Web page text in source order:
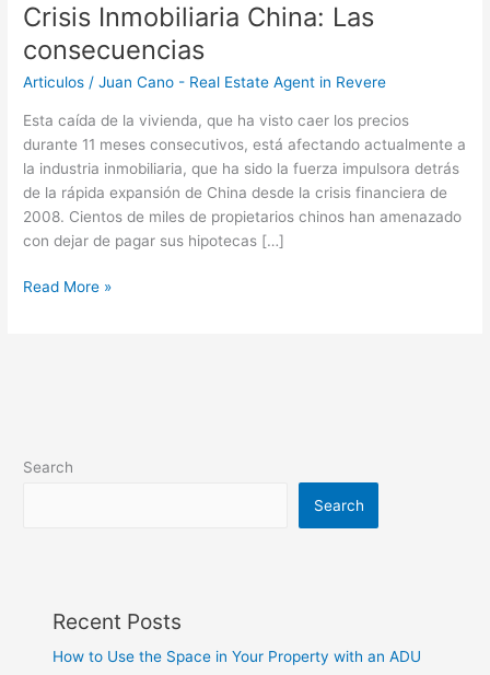
Crisis Inmobiliaria China: Las
consecuencias
Articulos /Juan Cano - Real Estate Agent in Revere
Esta caída de la vivienda, que ha visto caer los precios
durante 11 meses consecutivos, está afectando actualmente a
la industria inmobiliaria, que ha sido la fuerza impulsora detrás
de la rápida expansión de China desde la crisis financiera de
2008. Cientos de miles de propietarios chinos han amenazado
con dejar de pagar sus hipotecas […]
Read More »
Search
Search
Recent Posts
How to Use the Space in Your Property with an ADU